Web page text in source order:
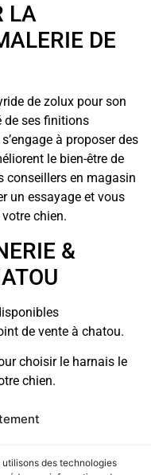
des technologies
LA
DE
de zolux pour son
de ses finitions
à proposer des
le bien-être de
conseillers en magasin
un essayage et vous
chien.
&
de vente à chatou.
choisir le harnais le
chien.
pouvez venir avec
du matériel.
zolux